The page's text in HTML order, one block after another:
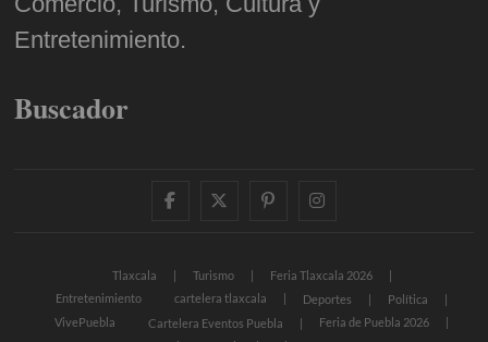
Entretenimiento.
Buscador
facebooktwitter
pinterestinstagram
Tlaxcala Turismo
Feria Tlaxcala 2026
Entretenimiento
cartelera tlaxcala Deportes
Política
VivePuebla
Cartelera Eventos Puebla
Feria de Puebla 2026